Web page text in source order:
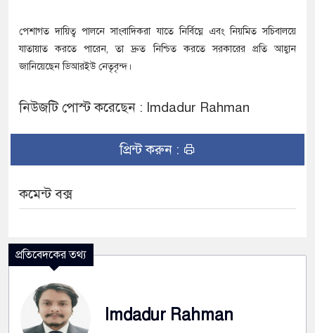
পেশাগত দায়িত্ব পালনে সাংবাদিকরা যাতে নির্বিঘ্নে এবং নিয়মিত সচিবালয়ে
যাতায়াত করতে পারেন, তা দ্রুত নিশ্চিত করতে সরকারের প্রতি আহ্বান
জানিয়েছেন ডিআরইউ নেতৃবৃন্দ।
নিউজটি পোস্ট করেছেন : Imdadur Rahman
প্রিন্ট করুন :
কমেন্ট বক্স
প্রতিবেদকের তথ্য
Imdadur Rahman